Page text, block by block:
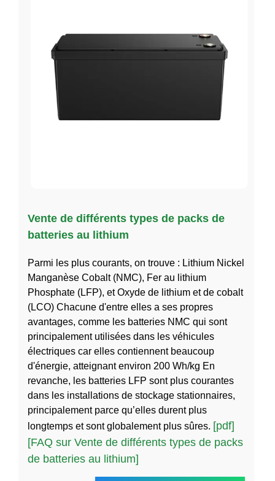
Vente de différents types de packs de
batteries au lithium
Parmi les plus courants, on trouve : Lithium Nickel
Manganèse Cobalt (NMC), Fer au lithium
Phosphate (LFP), et Oxyde de lithium et de cobalt
(LCO) Chacune d'entre elles a ses propres
avantages, comme les batteries NMC qui sont
principalement utilisées dans les véhicules
électriques car elles contiennent beaucoup
d'énergie, atteignant environ 200 Wh/kg En
revanche, les batteries LFP sont plus courantes
dans les installations de stockage stationnaires,
principalement parce qu’elles durent plus
longtemps et sont globalement plus sûres. [pdf]
[FAQ sur Vente de différents types de packs
de batteries au lithium]